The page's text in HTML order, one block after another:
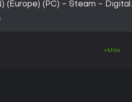
(Europe) (PC) - Steam - Digital
+Más